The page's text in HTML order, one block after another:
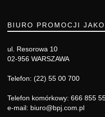
BIURO PROMOCJI
ul. Resorowa 10
02-956 WARSZAWA
Telefon: (22) 55 00 700
Telefon komórkowy: 666 855
e-mail: biuro@bpj.com.pl